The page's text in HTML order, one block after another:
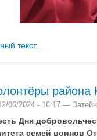
текст...
района
06/2024 - 16:17 —
Дня
семей воинов